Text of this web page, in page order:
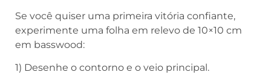
Se você quiser uma primeira vitória confiante,
experimente uma folha em relevo de 10×10 cm
em basswood:
1) Desenhe o contorno e o veio principal.